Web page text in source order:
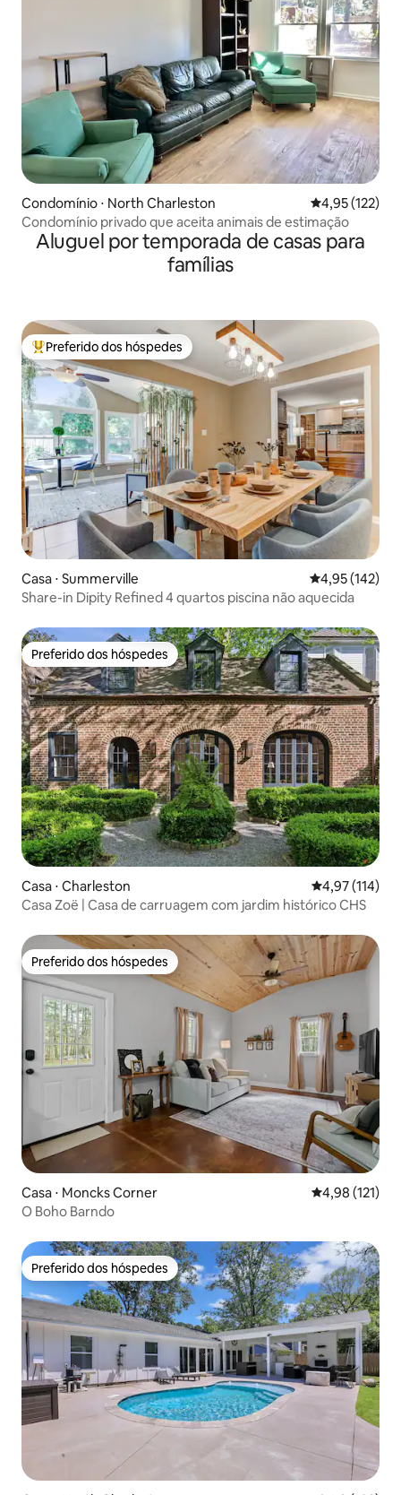
Condomínio ⋅ North Charleston 4,95 de uma
4,95 (122)
Condomínio privado que aceita animais de estimação
Aluguel por temporada de casas para
famílias
Entre os melhores preferidos dos hóspedes
Preferido dos hóspedes
Casa ⋅ Summerville 4,95 de uma
4,95 (142)
Share-in Dipity Refined 4 quartos piscina não aquecida
Preferido dos hóspedes
Preferido dos hóspedes
Casa ⋅ Charleston 4,97 de uma
4,97 (114)
Casa Zoë | Casa de carruagem com jardim histórico CHS
Preferido dos hóspedes
Preferido dos hóspedes
Casa ⋅ Moncks Corner 4,98 de uma
4,98 (121)
O Boho Barndo
Preferido dos hóspedes
Preferido dos hóspedes